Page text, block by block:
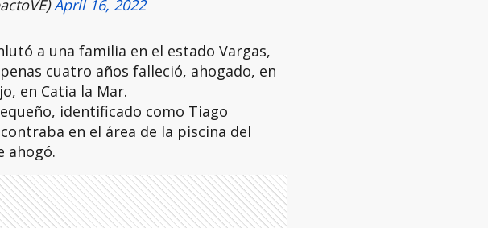
April 16, 2022
a una familia en el estado Vargas,
cuatro años falleció, ahogado, en
en Catia la Mar.
identificado como Tiago
en el área de la piscina del
ahogó.